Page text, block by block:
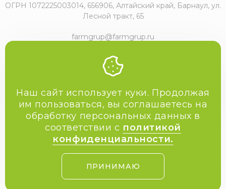
Наш сайт использует куки. Продолжая
им пользоваться, вы соглашаетесь на
обработку персональных данных в
соответствии с политикой
конфиденциальности.
ПРИНИМАЮ
ОГРН 1072225003014, 656906, Алтайский край, Барнаул, ул.
Лесной тракт, 65
farmgrup@farmgrup.ru
+7 (3852) 57-77-47
2009-2026 Фармгрупп
Политика конфиденциальности
Пользовательское соглашение
Скачать каталог